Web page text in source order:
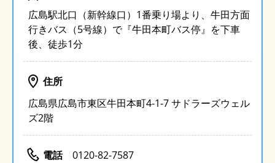
広島駅北口（新幹線口）1番乗り場より、牛田方面
行きバス（5号線）で『牛田本町バス停』を下車
後、徒歩1分
住所
広島県広島市東区牛田本町4-1-7 サドラーズウェル
ズ2階
電話 0120-82-7587